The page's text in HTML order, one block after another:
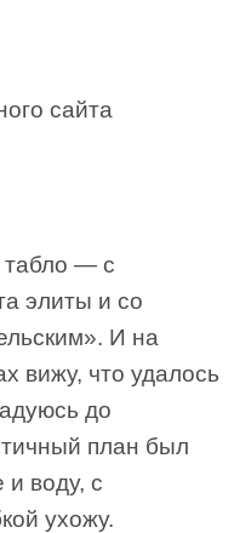
сайта
— с
элиты и со
И на
вижу, что удалось
до
план был
воду, с
ухожу.